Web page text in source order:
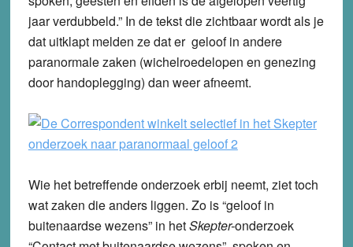
jaar verdubbeld.” In de tekst die zichtbaar wordt als je
dat uitklapt melden ze dat er geloof in andere
paranormale zaken (wichelroedelopen en genezing
door handoplegging) dan weer afneemt.
Wie het betreffende onderzoek erbij neemt, ziet toch
wat zaken die anders liggen. Zo is “geloof in
buitenaardse wezens” in hetSkepter-onderzoek